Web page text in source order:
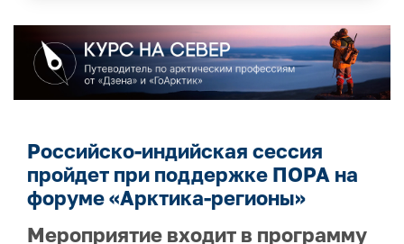
Российско-индийская сессия
пройдет при поддержке ПОРА на
форуме «Арктика-регионы»
Мероприятие входит в программу